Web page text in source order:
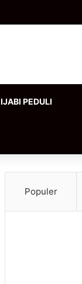
IJABI PEDULI
Populer